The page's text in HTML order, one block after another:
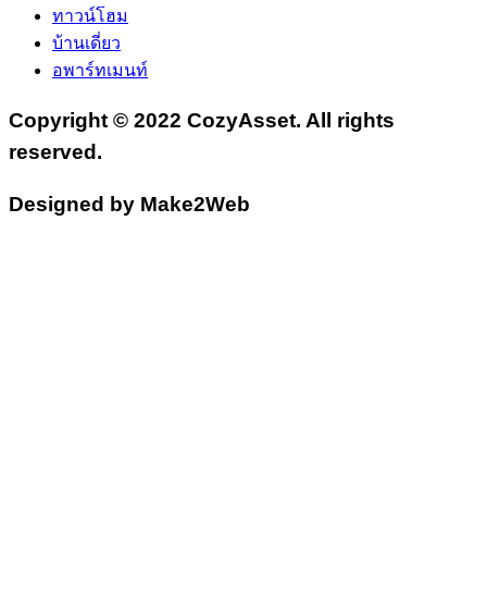
ทาวน์โฮม
บ้านเดี่ยว
อพาร์ทเมนท์
Copyright © 2022 CozyAsset. All rights
reserved.
Designed by Make2Web